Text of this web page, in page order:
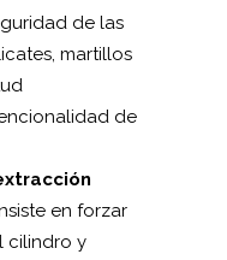
de las
martillos
de
en forzar
cilindro y